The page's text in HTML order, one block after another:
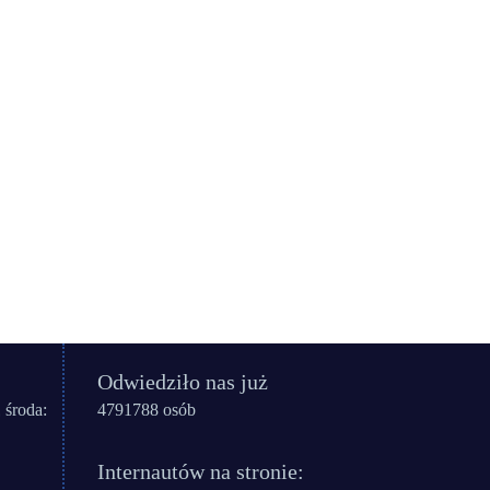
Odwiedziło nas już
4791788 osób
Internautów na stronie: